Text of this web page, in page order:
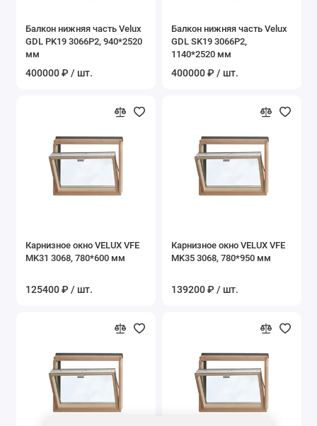
Балкон нижняя часть Velux
GDL PK19 3066P2, 940*2520
мм
400000 ₽ / шт.
Балкон нижняя часть Velux
GDL SK19 3066P2,
1140*2520 мм
400000 ₽ / шт.
Карнизное окно VELUX VFE
MK31 3068, 780*600 мм
125400 ₽ / шт.
Карнизное окно VELUX VFE
MK35 3068, 780*950 мм
139200 ₽ / шт.